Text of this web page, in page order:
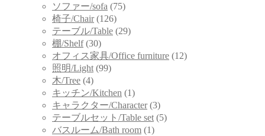
ソファー/sofa (75)
椅子/Chair (126)
テーブル/Table (29)
棚/Shelf (30)
オフィス家具/Office furniture (12)
照明/Light (99)
木/Tree (4)
キッチン/Kitchen (1)
キャラクター/Character (3)
テーブルセット/Table set (5)
バスルーム/Bath room (1)